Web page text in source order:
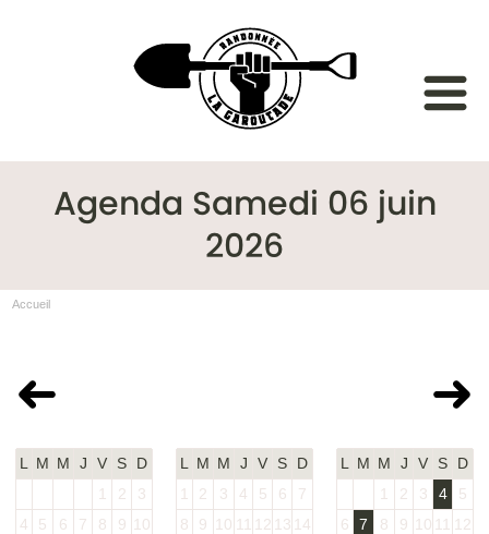
Agenda Samedi 06 juin
2026
Accueil
Mai 2026
L M M J V S
D
1
2
3
4
5 6 7 8 9 10
L M M J V S
D
1
2 3 4 5 6
7
8
9 10 11 12 13 14
Juillet 2026
L M M J V S
D
1
2 3 4
5
6
7 8 9 10 11 12